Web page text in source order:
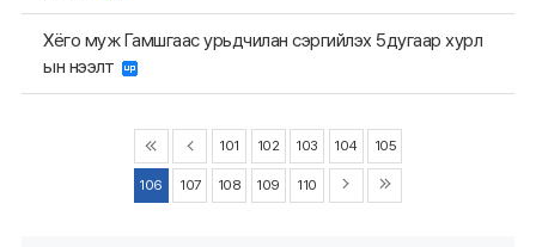
Хёго муж Гамшгаас урьдчилан сэргийлэх 5дугаар хурл
ын нээлт
101 102 103 104 105
106 107 108 109 110